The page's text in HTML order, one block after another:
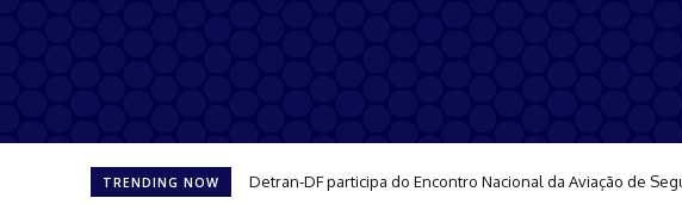
TRENDING NOW Detran-DF participa do Encontro Nacional da Aviação de